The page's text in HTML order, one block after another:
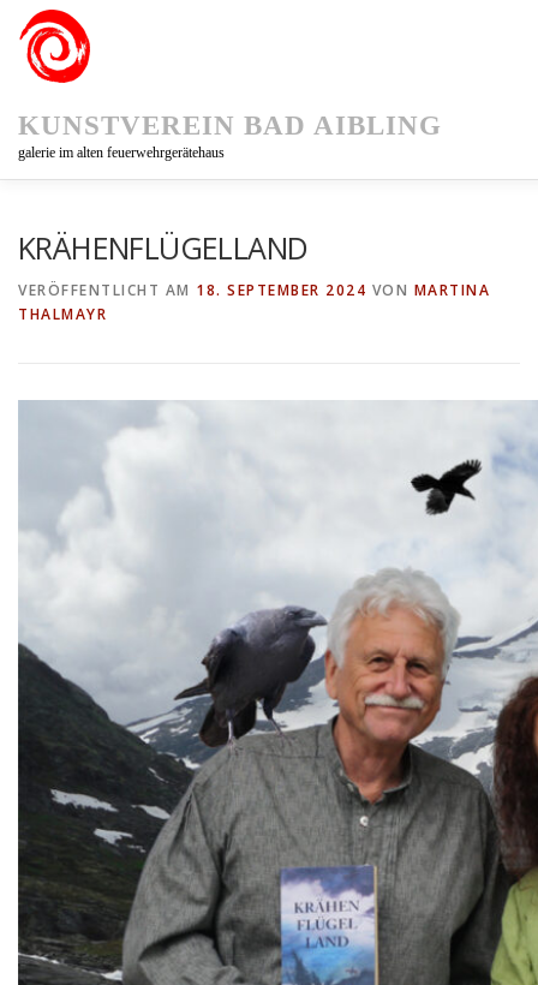
Inhalt
springen
KUNSTVEREIN BAD AIBLING
galerie im alten feuerwehrgerätehaus
KRÄHENFLÜGELLAND
VERÖFFENTLICHT AM 18. SEPTEMBER 2024 VON MARTINA
THALMAYR